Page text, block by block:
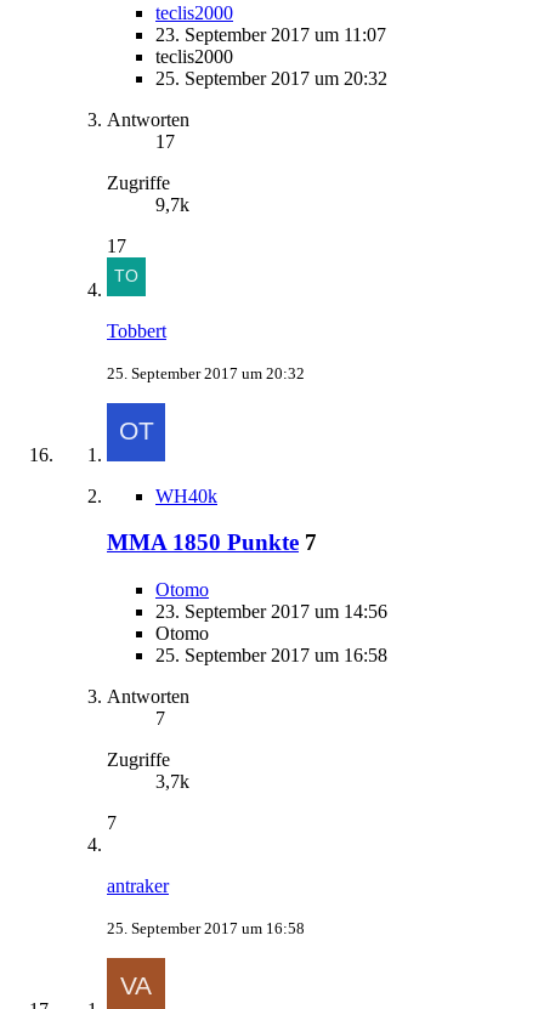
teclis2000
23. September 2017 um 11:07
teclis2000
25. September 2017 um 20:32
Antworten
17
Zugriffe
9,7k
17
Tobbert
25. September 2017 um 20:32
WH40k
MMA 1850 Punkte 7
Otomo
23. September 2017 um 14:56
Otomo
25. September 2017 um 16:58
Antworten
7
Zugriffe
3,7k
7
antraker
25. September 2017 um 16:58